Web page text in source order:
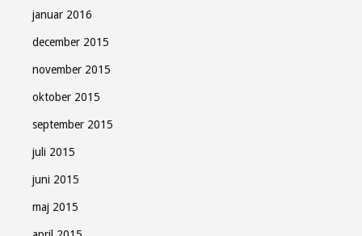
januar 2016
december 2015
november 2015
oktober 2015
september 2015
juli 2015
juni 2015
maj 2015